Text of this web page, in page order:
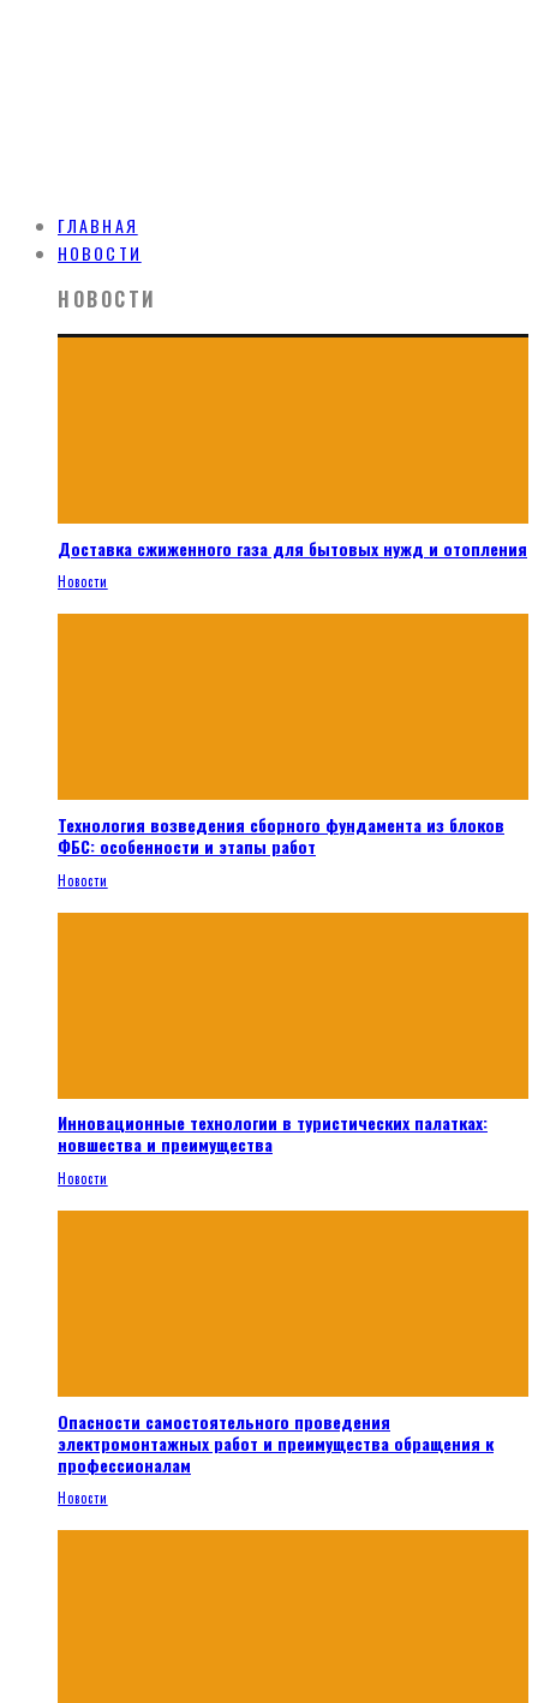
ГЛАВНАЯ
НОВОСТИ
НОВОСТИ
Доставка сжиженного газа для бытовых нужд и отопления
Новости
Технология возведения сборного фундамента из блоков
ФБС: особенности и этапы работ
Новости
Инновационные технологии в туристических палатках:
новшества и преимущества
Новости
Опасности самостоятельного проведения
электромонтажных работ и преимущества обращения к
профессионалам
Новости